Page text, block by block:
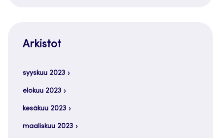
Arkistot
syyskuu 2023
elokuu 2023
kesäkuu 2023
maaliskuu 2023